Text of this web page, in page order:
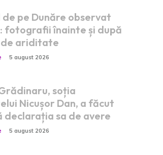
pe Dunăre observat
fotografii înainte și după
ariditate
5 august 2026
soția
Nicușor Dan, a făcut
declarația sa de avere
5 august 2026